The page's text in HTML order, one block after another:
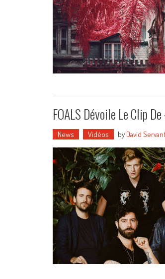
FOALS Dévoile Le Clip
News Vidéos by David